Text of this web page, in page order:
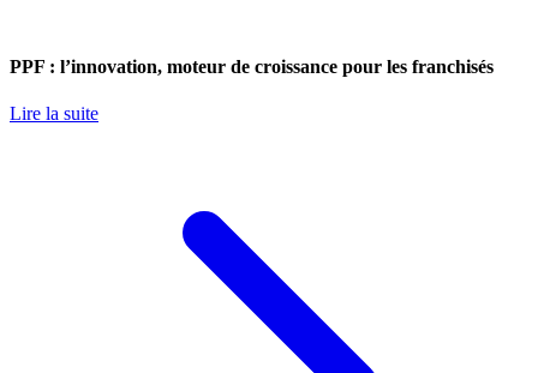
PPF : l’innovation, moteur de croissance pour les franchisés
Lire la suite